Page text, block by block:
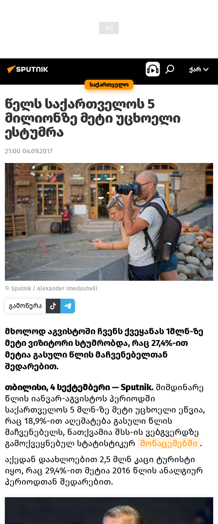
საქართველო
ᲥᲐᲠ
წელს საქართველოს 5
მილიონზე მეტი უცხოელი
ესტუმრა
21:00 04.09.2017
© Sputnik / Alexander Imedashvili
გამოწერა
მხოლოდ აგვისტოში ჩვენს ქვეყანას 1მლნ-ზე
მეტი ვიზიტორი სტუმრობდა, რაც 27,4%-ით
მეტია გასული წლის მაჩვენებელთან
შედარებით.
თბილისი, 4 სექტემბერი — Sputnik. მიმდინარე
წლის იანვარ-აგვისტოს პერიოდში
საქართველოს 5 მლნ-ზე მეტი უცხოელი ეწვია,
რაც 18,9%-ით აღემატება გასული წლის
მაჩვენებელს, ნათქვამია შსს-ის ვებგვერდზე
გამოქვეყნებულ სტატისტიკურ მონაცემებში .
აქედან დაახლოებით 2,5 მლნ კაცი ტურისტი
იყო, რაც 29,4%-ით მეტია 2016 წლის ანალგიურ
პერიოდთან შედარებით.